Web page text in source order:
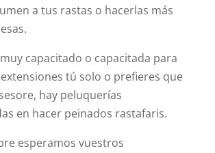
a tus rastas o hacerlas más
capacitado o capacitada para
tú solo o prefieres que
hay peluquerías
en hacer peinados rastafaris.
esperamos vuestros